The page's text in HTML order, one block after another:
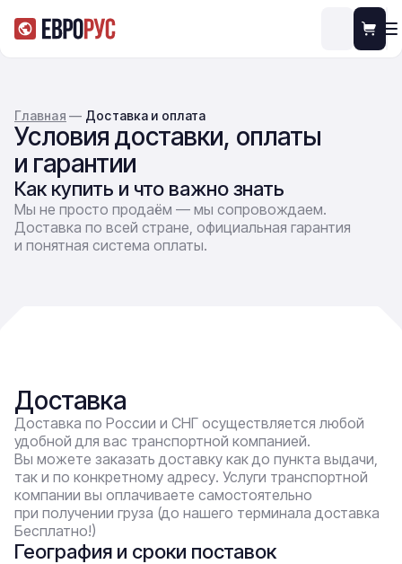
Главная — Доставка и оплата
Условия доставки, оплаты
и гарантии
Как купить и что важно знать
Мы не просто продаём — мы сопровождаем.
Доставка по всей стране, официальная гарантия
и понятная система оплаты.
Доставка
Доставка по России и СНГ осуществляется любой
удобной для вас транспортной компанией.
Вы можете заказать доставку как до пункта выдачи,
так и по конкретному адресу. Услуги транспортной
компании вы оплачиваете самостоятельно
при получении груза (до нашего терминала доставка
Бесплатно!)
География и сроки поставок